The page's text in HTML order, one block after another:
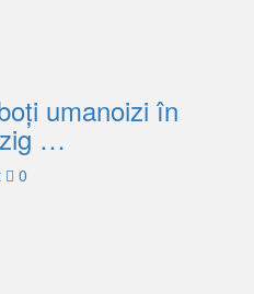
umanoizi în
…
0